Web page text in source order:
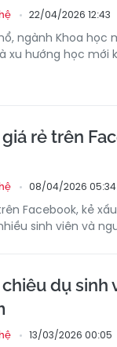
22/04/2026 12:43
ngành Khoa
xu hướng học mới
rẻ trên
08/04/2026 05:34
Facebook, kẻ
sinh viên và
dụ sinh
13/03/2026 00:05